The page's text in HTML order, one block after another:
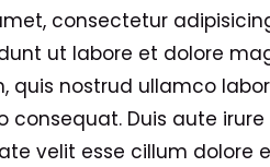
consectetur
ut labore et dolore
quis nostrud ullamco
consequat. Duis aute irure
velit esse cillum dolore